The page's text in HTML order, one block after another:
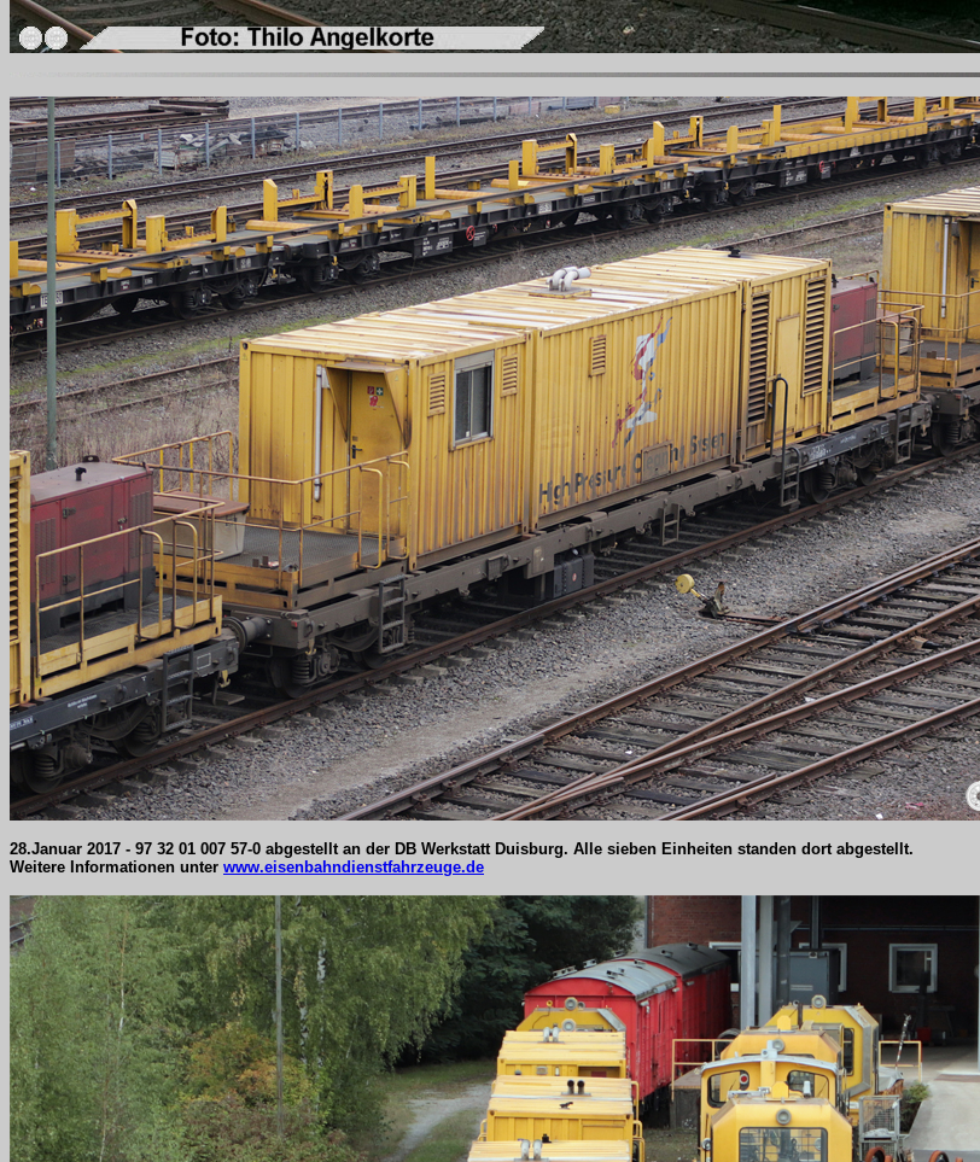
28.Januar 2017 - 97 32 01 007 57-0 abgestellt an der DB Werkstatt Duisburg. Alle sieben Einheiten standen dort abgestellt.
Weitere Informationen unter www.eisenbahndienstfahrzeuge.de